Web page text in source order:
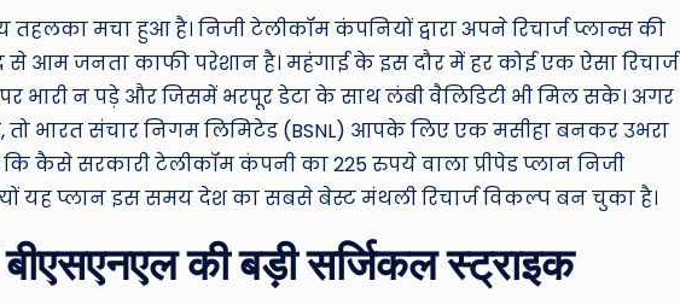
u
n
d
T
e
मचा हुआ है। निजी टेलीकॉम कंपनियों द्वारा अपने रिचार्ज प्लान्स की
से आम जनता काफी परेशान है। महंगाई के इस दौर में हर कोई एक ऐसा रिचार्ज
भारी न पड़े और जिसमें भरपूर डेटा के साथ लंबी वैलिडिटी भी मिल सके। अगर
भारत संचार निगम लिमिटेड (BSNL) आपके लिए एक मसीहा बनकर उभरा
कैसे सरकारी टेलीकॉम कंपनी का 225 रुपये वाला प्रीपेड प्लान निजी
यह प्लान इस समय देश का सबसे बेस्ट मंथली रिचार्ज विकल्प बन चुका है।
बीएसएनएल की बड़ी सर्जिकल स्ट्राइक